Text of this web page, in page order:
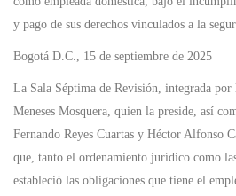
y pago de sus derechos vinculados a la
Bogotá D.C., 15 de septiembre de 2025
La Sala Séptima de Revisión, integrada por
Meneses Mosquera, quien la preside, así
Fernando Reyes Cuartas y Héctor Alfonso
que, tanto el ordenamiento jurídico como
estableció las obligaciones que tiene el